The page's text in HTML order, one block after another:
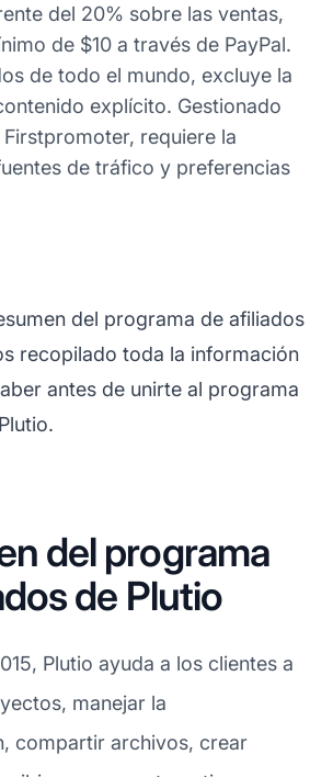
del 20% sobre las ventas,
de $10 a través de PayPal.
de todo el mundo, excluye la
explícito. Gestionado
requiere la
de tráfico y preferencias
del programa de afiliados
recopilado toda la información
antes de unirte al programa
del programa
de Plutio
Plutio ayuda a los clientes a
manejar la
compartir archivos, crear